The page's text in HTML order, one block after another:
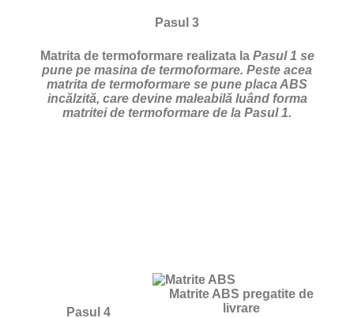
Pasul 3
Matrita de termoformare realizata la Pasul 1 se
pune pe masina de termoformare. Peste acea
matrita de termoformare se pune placa ABS
incălzită, care devine maleabilă luând forma
matritei de termoformare de la Pasul 1.
Matrite ABS pregatite de
livrare
Pasul 4